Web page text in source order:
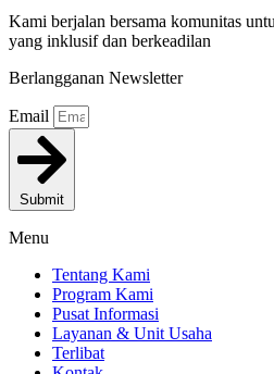
Kami berjalan bersama komunitas
yang inklusif dan berkeadilan
Berlangganan Newsletter
Email
Submit
Menu
Tentang Kami
Program Kami
Pusat Informasi
Layanan & Unit Usaha
Terlibat